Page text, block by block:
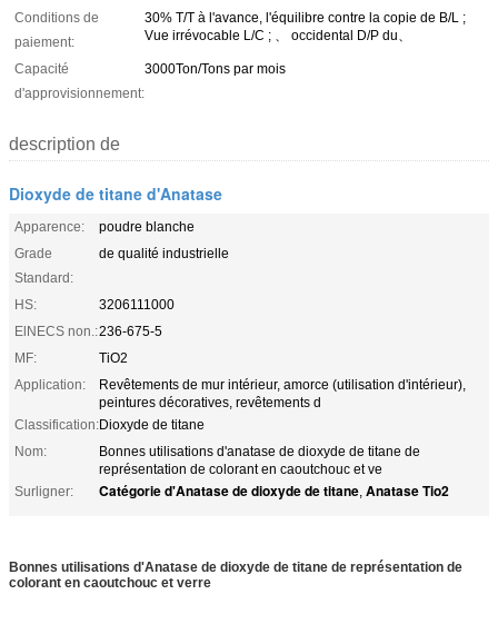
Conditions de
paiement:
30% T/T à l'avance, l'équilibre contre la copie de B/L ;
Vue irrévocable L/C ; 、 occidental D/P du、
Capacité
d'approvisionnement:
3000Ton/Tons par mois
description de
Dioxyde de titane d'Anatase
Apparence:
poudre blanche
Grade
Standard:
de qualité industrielle
HS:
3206111000
ElNECS non.:236-675-5
MF:
TiO2
Application:
Revêtements de mur intérieur, amorce (utilisation d'intérieur),
peintures décoratives, revêtements d
Classification:Dioxyde de titane
Nom:
Bonnes utilisations d'anatase de dioxyde de titane de
représentation de colorant en caoutchouc et ve
Surligner:
Catégorie d'Anatase de dioxyde de titane, Anatase Tio2
Bonnes utilisations d'Anatase de dioxyde de titane de représentation de
colorant en caoutchouc et verre